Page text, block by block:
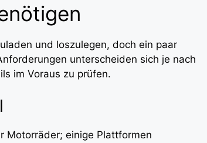
und loszulegen, doch ein paar
unterscheiden sich je nach
im Voraus zu prüfen.
Motorräder; einige Plattformen